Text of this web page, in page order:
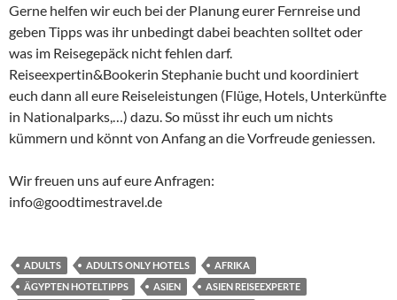
Gerne helfen wir euch bei der Planung eurer Fernreise und
geben Tipps was ihr unbedingt dabei beachten solltet oder
was im Reisegepäck nicht fehlen darf.
Reiseexpertin&Bookerin Stephanie bucht und koordiniert
euch dann all eure Reiseleistungen (Flüge, Hotels, Unterkünfte
in Nationalparks,…) dazu. So müsst ihr euch um nichts
kümmern und könnt von Anfang an die Vorfreude geniessen.
Wir freuen uns auf eure Anfragen:
info@goodtimestravel.de
ADULTS ADULTS ONLY HOTELS
AFRIKA
ÄGYPTEN HOTELTIPPS
ASIEN
ASIEN REISEEXPERTE